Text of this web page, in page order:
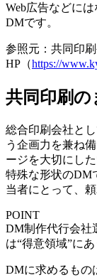
Web広告などに
DMです。
参照元：共同印
HP（https://
共同印刷の
総合印刷会社と
う企画力 を兼ね
ージを大切にし
特殊な形状のDM
当者にとって、
POINT
DM制作代行会社
は“得意領域”にあ
DMに求めるもの